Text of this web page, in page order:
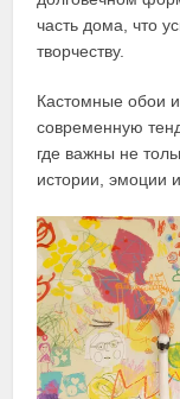
часть дома, что
творчеству.
Кастомные обои
современную
где важны не
истории, эмоции